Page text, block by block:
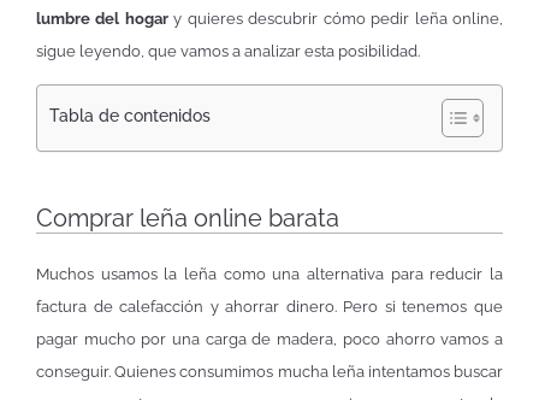
lumbre del hogary quieres descubrir cómo pedir leña online,
sigue leyendo, que vamos a analizar esta posibilidad.
Tabla de contenidos
Comprar leña online barata
Muchos usamos la leña como una alternativa para reducir la
factura de calefacción y ahorrar dinero. Pero si tenemos que
pagar mucho por una carga de madera, poco ahorro vamos a
conseguir. Quienes consumimos mucha leña intentamos buscar